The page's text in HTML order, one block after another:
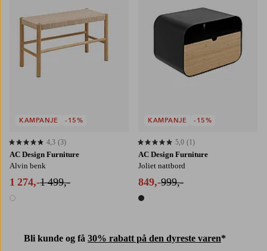
AC Design Furniture
Alvin benk
1 274,-1 499,-
1 farge
4,3 basert på 3 karaktergivninger
4,3 (3)
KAMPANJE -15%
Bli kunde og få 30% rabatt på den dyreste varen*
AC Design Furniture
Joliet nattbord
849,-999,-
1 farge
5,0 basert på 1 karaktergivninger
5,0 (1)
KAMPANJE -15%